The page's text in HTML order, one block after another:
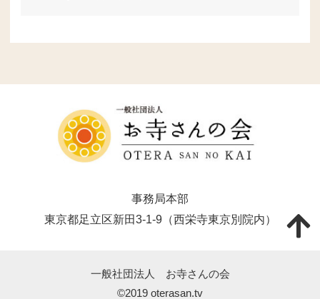
事務局本部
東京都足立区新田3-1-9（西栄寺東京別院内）
一般社団法人 お寺さんの会
©2019 oterasan.tv